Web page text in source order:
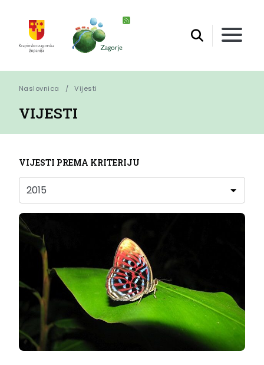
Naslovnica Vijesti
VIJESTI
VIJESTI PREMA KRITERIJU